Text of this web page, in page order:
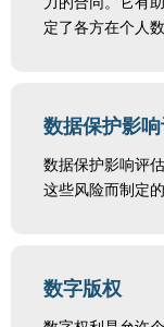
定了各方在个人
数据保护影
数据保护影响评
这些风险而制定
数字版权